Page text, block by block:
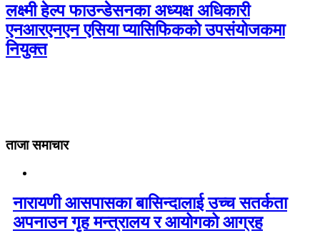
लक्ष्मी हेल्प फाउन्डेसनका अध्यक्ष अधिकारी
एनआरएनएन एसिया प्यासिफिकको उपसंयोजकमा
नियुक्त
ताजा समाचार
नारायणी आसपासका बासिन्दालाई उच्च सतर्कता
अपनाउन गृह मन्त्रालय र आयोगको आग्रह